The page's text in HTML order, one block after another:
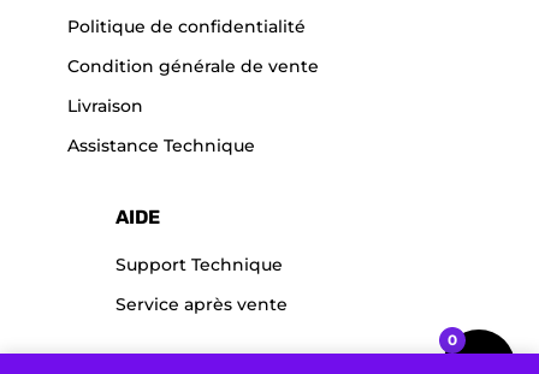
Politique de confidentialité
Condition générale de vente
Livraison
Assistance Technique
AIDE
Support Technique
Service après vente
0